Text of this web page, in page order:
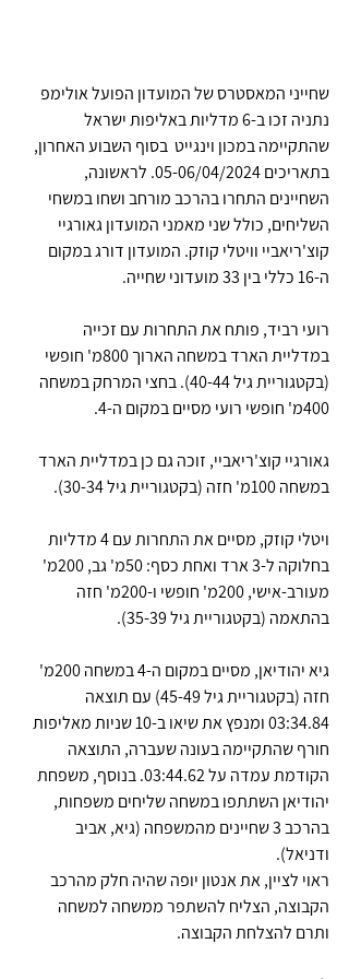
שחייני המאסטרס של המועדון הפועל אולימפ
נתניה זכו ב-6 מדליות באליפות ישראל
שהתקיימה במכון וינגייט  בסוף השבוע האחרון,
בתאריכים 05-06/04/2024. לראשונה,
השחיינים התחרו בהרכב מורחב ושחו במשחי
השליחים, כולל שני מאמני המועדון גאורגיי
קוצ'ריאביי וויטלי קוזק. המועדון דורג במקום
ה-16 כללי בין 33 מועדוני שחייה.
רועי רביד, פותח את התחרות עם זכייה
במדליית הארד במשחה הארוך 800מ' חופשי
(בקטגוריית גיל 40-44). בחצי המרחק במשחה
400מ' חופשי רועי מסיים במקום ה-4.
גאורגיי קוצ'ריאביי, זוכה גם כן במדליית הארד
במשחה 100מ' חזה (בקטגוריית גיל 30-34).
ויטלי קוזק, מסיים את התחרות עם 4 מדליות
בחלוקה ל-3 ארד ואחת כסף: 50מ' גב, 200מ'
מעורב-אישי, 200מ' חופשי ו-200מ' חזה
בהתאמה (בקטגוריית גיל 35-39).
גיא יהודיאן, מסיים במקום ה-4 במשחה 200מ'
חזה (בקטגוריית גיל 45-49) עם תוצאה
03:34.84 ומנפץ את שיאו ב-10 שניות מאליפות
חורף שהתקיימה בעונה שעברה, התוצאה
הקודמת עמדה על 03:44.62. בנוסף, משפחת
יהודיאן השתתפו במשחה שליחים משפחות,
בהרכב 3 שחיינים מהמשפחה (גיא, אביב
ודניאל).
ראוי לציין, את אנטון יופה שהיה חלק מהרכב
הקבוצה, הצליח להשתפר ממשחה למשחה
ותרם להצלחת הקבוצה.